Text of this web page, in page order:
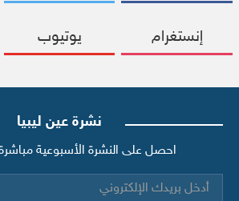
إنستغرام يوتيوب
نشرة عين ليبيا
احصل على النشرة الأسبوعية